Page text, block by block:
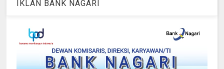
IKLAN BANK NAGARI